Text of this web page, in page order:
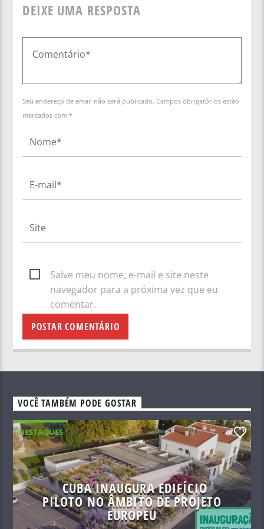
DEIXE UMA RESPOSTA
Seu endereço de email não será publicado. Campos obrigatórios estão
marcados com *
Salve meu nome, e-mail e site neste
navegador para a próxima vez que eu
comentar.
VOCÊ TAMBÉM PODE GOSTAR
DESTAQUES 0
CUBA INAUGURA EDIFÍCIO
PILOTO NO ÂMBITO DE PROJETO
EUROPEU